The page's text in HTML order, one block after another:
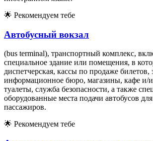
🌟 Рекомендуем тебе
Автобусный вокзал
(bus terminal), транспортный комплекс,
специальное здание или помещения, в
диспетчерская, кассы по продаже
информационное бюро, магазины, кафе и/
туалеты, служба безопасности, а также
оборудованные места подачи автобусов
пассажиров.
🌟 Рекомендуем тебе